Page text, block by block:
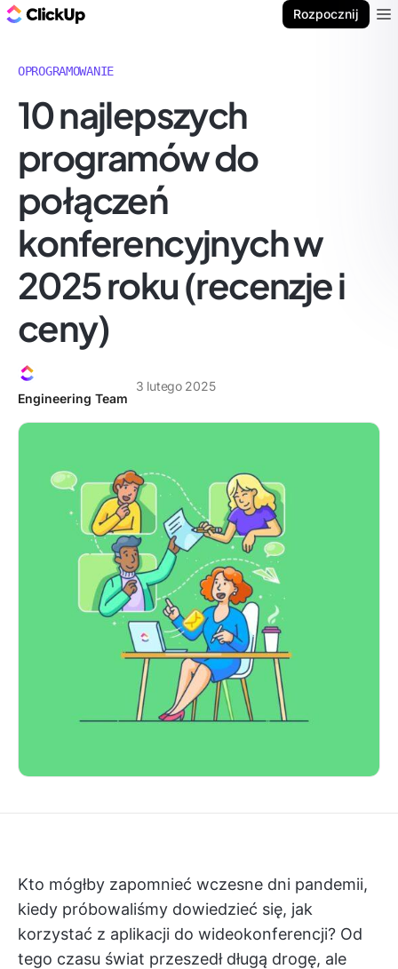
Rozpocznij
OPROGRAMOWANIE
10 najlepszych
programów do
połączeń
konferencyjnych w
2025 roku (recenzje i
ceny)
Engineering Team
3 lutego 2025
Kto mógłby zapomnieć wczesne dni pandemii,
kiedy próbowaliśmy dowiedzieć się, jak
korzystać z aplikacji do wideokonferencji? Od
tego czasu świat przeszedł długą drogę, ale